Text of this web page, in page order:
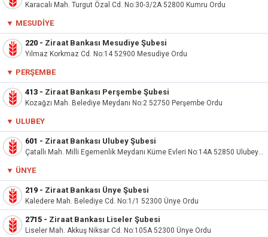
Karacalı Mah. Turgut Özal Cd. No:30-3/2A 52800 Kumru Ordu
▼ MESUDIYE
220 - Ziraat Bankası Mesudiye Şubesi
Yılmaz Korkmaz Cd. No:14 52900 Mesudiye Ordu
▼ PERŞEMBE
413 - Ziraat Bankası Perşembe Şubesi
Kozağzı Mah. Belediye Meydanı No:2 52750 Perşembe Ordu
▼ ULUBEY
601 - Ziraat Bankası Ulubey Şubesi
Çatallı Mah. Milli Egemenlik Meydanı Küme Evleri No:14A 52850 Ulubey Ordu
▼ ÜNYE
219 - Ziraat Bankası Ünye Şubesi
Kaledere Mah. Belediye Cd. No:1/1 52300 Ünye Ordu
2715 - Ziraat Bankası Liseler Şubesi
Liseler Mah. Akkuş Niksar Cd. No:105A 52300 Ünye Ordu